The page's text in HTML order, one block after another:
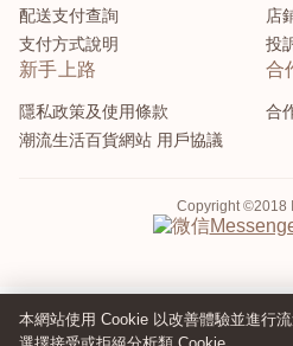
配送支付查詢
支付方式說明
店
投
新手上路
隱私政策及使用條款
潮流生活百貨網站 用戶協議
合
合
Copyright ©2018
本網站使用 Cookie 以改善體驗並進行